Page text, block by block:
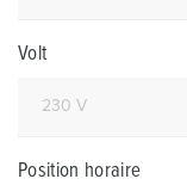
Volt
Position horaire